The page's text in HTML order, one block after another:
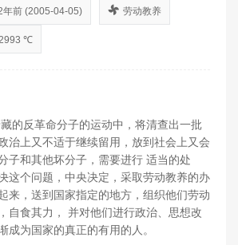
年前 (2005-04-05) 劳动教养
℃
的反革命分子的运动中，将清查出一批
治上又不适于继续留用，放到社会上又会
子和其他坏分子，需要进行 适当的处
这个问题，中央决定，采取劳动教养的办
来，送到国家指定的地方，组织他们劳动
自食其力， 并对他们进行政治、思想改
成为国家的真正的有用的人。